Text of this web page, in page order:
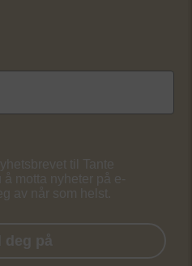
til Tante
motta nyheter på e-
av når som helst.
deg på